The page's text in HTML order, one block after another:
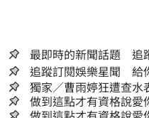
最即時的新聞話題 追
追蹤訂閱娛樂星聞 給
獨家／曹雨婷狂遭查
法曝光
做到這點才有資格說愛